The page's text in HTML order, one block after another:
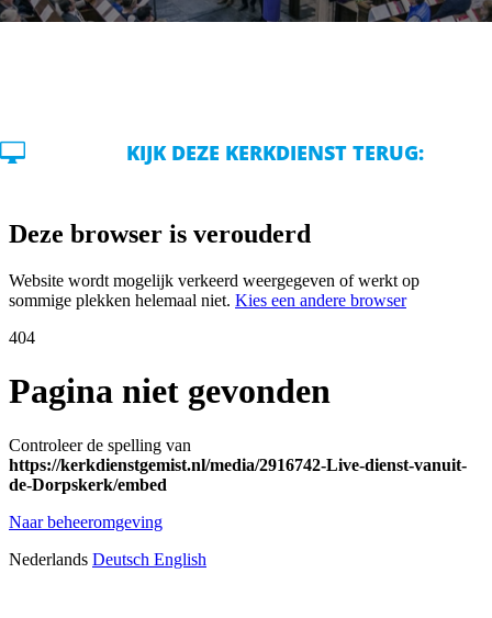
 KIJK DEZE KERKDIENST TERUG: